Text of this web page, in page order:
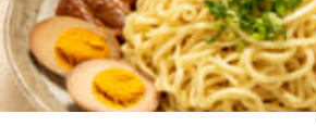
グルメ 地域
住まい 教育・育児
動物 リサーチ